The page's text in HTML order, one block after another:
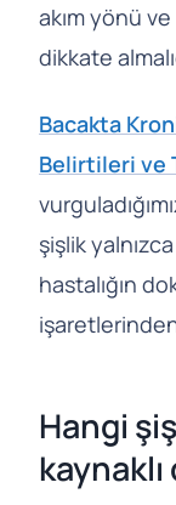
akım yönü
dikkate
Bacakta
Belirtileri ve
şişlik
hastalığın
Hangi